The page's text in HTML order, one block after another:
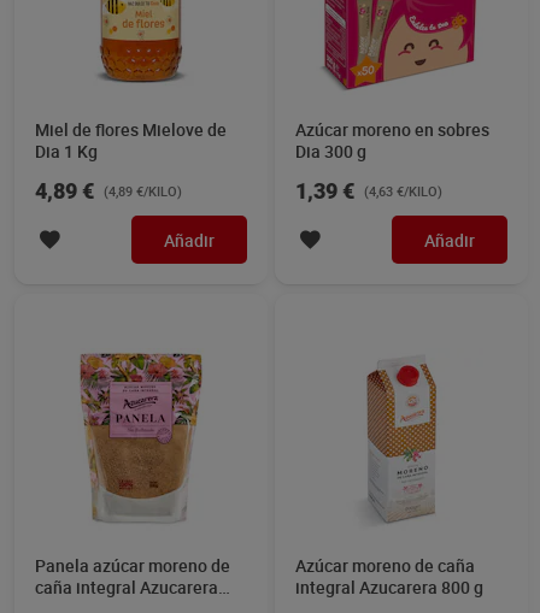
Miel de flores Mielove de
Dia 1 Kg
4,89 € (4,89 €/KILO)
Añadir
Azúcar moreno en sobres
Dia 300 g
1,39 € (4,63 €/KILO)
Añadir
Panela azúcar moreno de
caña integral Azucarera
Azúcar moreno de caña
integral Azucarera 800 g